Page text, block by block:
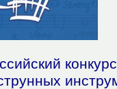
конкурс